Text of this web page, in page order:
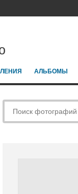
АЛЬБОМЫ